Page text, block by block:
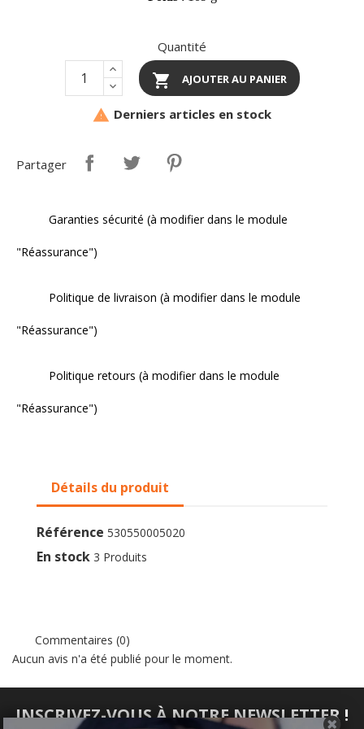
Quantité
 AJOUTER AU PANIER
 Derniers articles en stock
Partager
Garanties sécurité (à modifier dans le module
"Réassurance")
Politique de livraison (à modifier dans le module
"Réassurance")
Politique retours (à modifier dans le module
"Réassurance")
Détails du produit
Référence 530550005020
En stock 3 Produits
Commentaires (0)
Aucun avis n'a été publié pour le moment.
INSCRIVEZ-VOUS À NOTRE NEWSLETTER !